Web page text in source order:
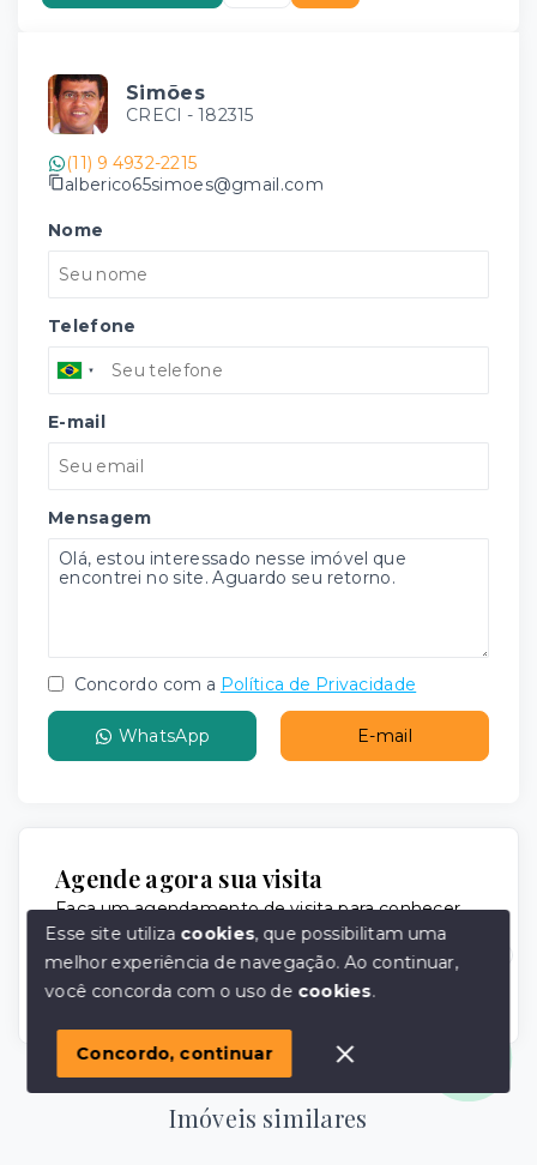
Simões
CRECI - 182315
(11) 9 4932-2215
alberico65simoes@gmail.com
Nome
Telefone
E-mail
Mensagem
Concordo com a Política de Privacidade
WhatsApp E-mail
Agende agora sua visita
Faça um agendamento de visita para conhecer
melhor o imóvel.
Agendar visita
Imóveis similares
Olá! em posso ajudar?
Esse site utiliza cookies, que possibilitam uma
melhor experiência de navegação.Ao continuar,
você concorda com o uso de cookies.
Concordo, continuar